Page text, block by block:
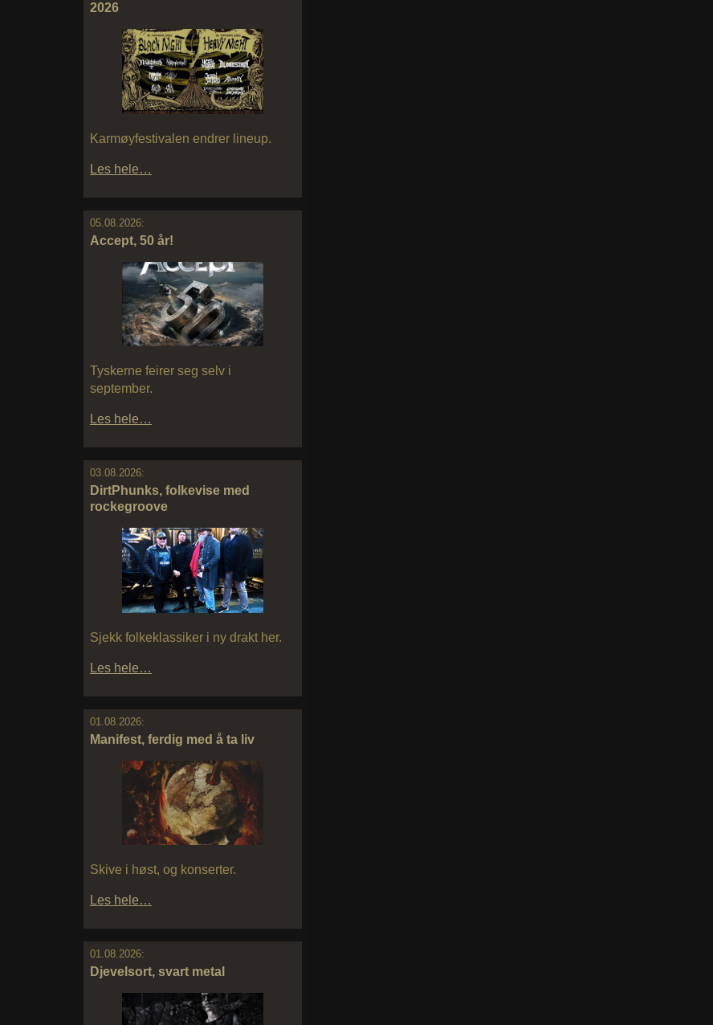
2026
Karmøyfestivalen endrer lineup.
Les hele…
05.08.2026:
Accept, 50 år!
Tyskerne feirer seg selv i
september.
Les hele…
03.08.2026:
DirtPhunks, folkevise med
rockegroove
Sjekk folkeklassiker i ny drakt her.
Les hele…
01.08.2026:
Manifest, ferdig med å ta liv
Skive i høst, og konserter.
Les hele…
01.08.2026:
Djevelsort, svart metal